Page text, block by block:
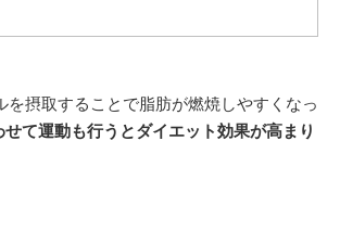
を摂取することで脂肪が燃焼しやすくなっ
せて運動も行うとダイエット効果が高まり